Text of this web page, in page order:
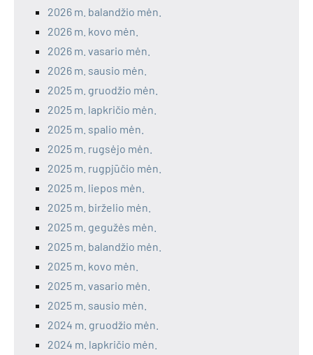
2026 m. balandžio mėn.
2026 m. kovo mėn.
2026 m. vasario mėn.
2026 m. sausio mėn.
2025 m. gruodžio mėn.
2025 m. lapkričio mėn.
2025 m. spalio mėn.
2025 m. rugsėjo mėn.
2025 m. rugpjūčio mėn.
2025 m. liepos mėn.
2025 m. birželio mėn.
2025 m. gegužės mėn.
2025 m. balandžio mėn.
2025 m. kovo mėn.
2025 m. vasario mėn.
2025 m. sausio mėn.
2024 m. gruodžio mėn.
2024 m. lapkričio mėn.